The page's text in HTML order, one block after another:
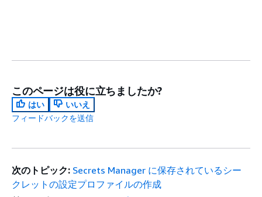
このページは役に立ちましたか?
はい
いいえ
フィードバックを送信
次のトピック: Secrets Manager に保存されているシー
クレットの設定プロファイルの作成